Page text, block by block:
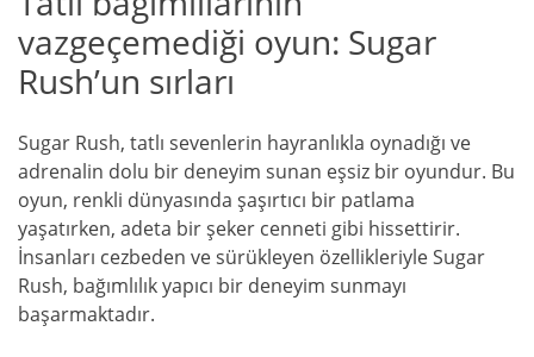
vazgeçemediği oyun: Sugar
Rush’un sırları
Sugar Rush, tatlı sevenlerin hayranlıkla oynadığı ve
adrenalin dolu bir deneyim sunan eşsiz bir oyundur. Bu
oyun, renkli dünyasında şaşırtıcı bir patlama
yaşatırken, adeta bir şeker cenneti gibi hissettirir.
İnsanları cezbeden ve sürükleyen özellikleriyle Sugar
Rush, bağımlılık yapıcı bir deneyim sunmayı
başarmaktadır.